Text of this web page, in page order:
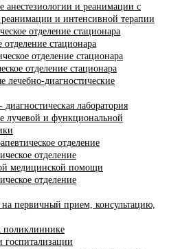
анестезиологии и реанимации с
и интенсивной терапии
отделение стационара
стационара
отделение стационара
отделение стационара
лечебно-диагностические
лаборатория
лучевой и функциональной
отделение
отделение
медицинской помощи
отделение
первичный прием, консультацию,
поликлиннике
госпитализации